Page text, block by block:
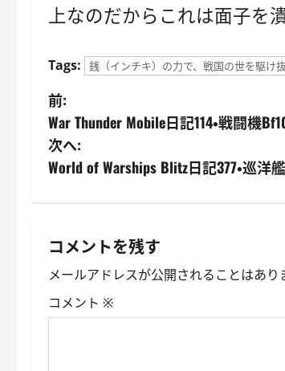
上なのだからこれは面子を
Tags: 銭（インチキ）の力で、戦国の世を駆け抜
投
稿
ナ
ゲ
ー
シ
前:
War Thunder Mobile日記114・戦闘機
次へ:
World of Warships Blitz日記377・巡洋
コメントを残す
メールアドレスが公開されることはあり
コメント ※